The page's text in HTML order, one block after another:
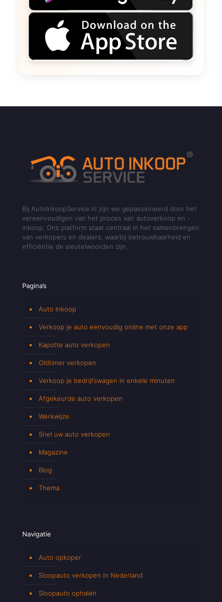
Bij AutoInkoopService.nl zijn we gepassioneerd door het
vereenvoudigen van het proces van autoverkoop en -
inkoop. Ons platform staat centraal in het samenbrengen
van verkopers en dealers, waarbij betrouwbaarheid en
efficiëntie de sleutelwoorden zijn.
Pagina’s
Auto Inkoop
Verkoop je auto eenvoudig online met onze app
Kapotte auto verkopen
Oldtimer verkopen
Verkoop je bedrijfswagen in enkele minuten
Afgekeurde auto verkopen
Werkwijze
Snel uw auto verkopen
Magazine
Blog
Thema
Navigatie
Auto opkoper
Sloopauto verkopen in Nederland
Sloopauto ophalen